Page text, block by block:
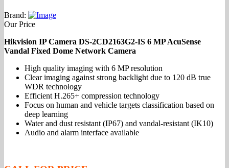
Brand:
Our Price
Hikvision IP Camera DS-2CD2163G2-IS 6 MP AcuSense
Vandal Fixed Dome Network Camera
High quality imaging with 6 MP resolution
Clear imaging against strong backlight due to 120 dB true
WDR technology
Efficient H.265+ compression technology
Focus on human and vehicle targets classification based on
deep learning
Water and dust resistant (IP67) and vandal-resistant (IK10)
Audio and alarm interface available